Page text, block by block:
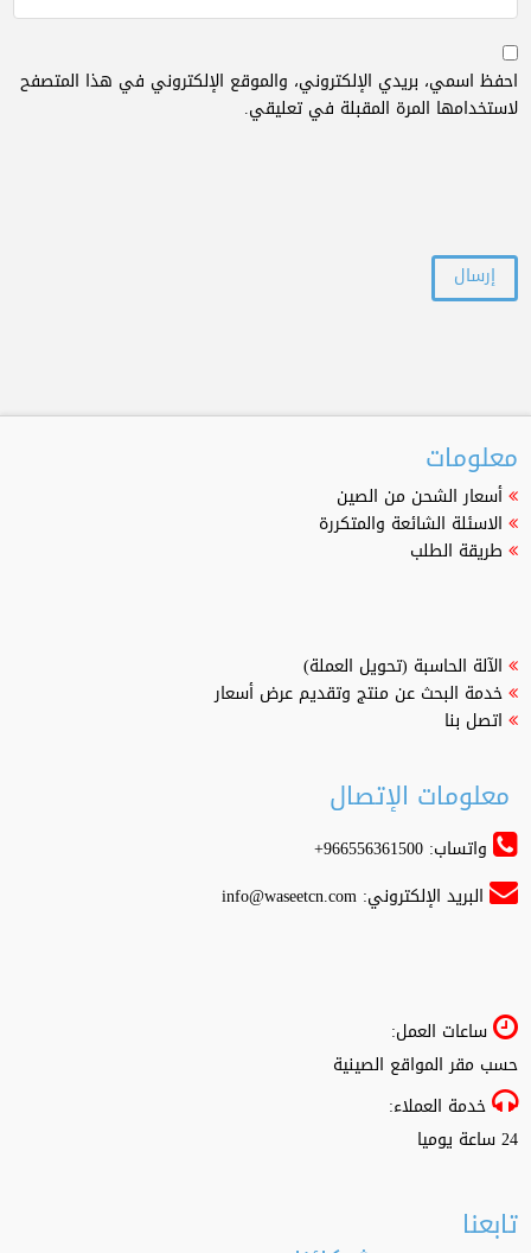
احفظ اسمي، بريدي الإلكتروني، والموقع الإلكتروني في هذا المتصفح
لاستخدامها المرة المقبلة في تعليقي.
معلومات
أسعار الشحن من الصين
الاسئلة الشائعة والمتكررة
طريقة الطلب
الآلة الحاسبة (تحويل العملة)
خدمة البحث عن منتج وتقديم عرض أسعار
اتصل بنا
معلومات الإتصال
واتساب: 966556361500+
البريد الإلكتروني:info@waseetcn.com
ساعات العمل:
حسب مقر المواقع الصينية
خدمة العملاء:
24 ساعة يوميا
تابعنا